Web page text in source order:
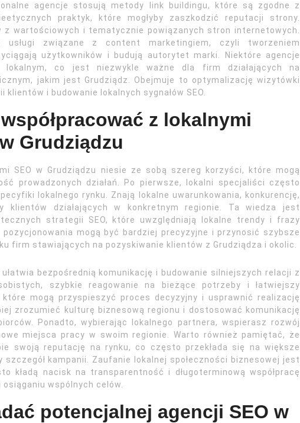
agencje stosują metody link buildingu, które są zgodne z
praktyk, które mogłyby zaszkodzić reputacji strony.
z wartościowych i tematycznie powiązanych stron internetowych.
usługi związane z content marketingiem, czyli tworzeniem
użytkowników i budują autorytet marki. Niektóre agencje
co jest niezwykle ważne dla firm działających na
jakim jest Grudziądz. Obejmuje to optymalizację wizytówki
klientów i budowanie lokalnych sygnałów SEO.
z lokalnymi
Grudziądzu
SEO w Grudziądzu niesie ze sobą szereg korzyści, które mogą
prowadzonych działań. Po pierwsze, lokalni specjaliści często
lokalnego rynku. Znają lokalne uwarunkowania, konkurencję,
klientów działających w konkretnym regionie. Ta wiedza jest
strategii SEO, które uwzględniają lokalne trendy i frazy
mogą być bardziej precyzyjne i przynosić szybsze
firm stawiających na pozyskiwanie klientów z Grudziądza i okolic.
bezpośrednią komunikację i budowanie silniejszych relacji z
szybkie reagowanie na bieżące potrzeby i łatwiejszy
mogą przyspieszyć proces decyzyjny i usprawnić realizację
zrozumieć kulturę biznesową regionu i dostosować komunikację
Ponadto, wybierając lokalnego partnera, wspierasz rozwój
miejsca pracy w swoim regionie. Warto również pamiętać, że
swoją reputację na rynku, co często przekłada się na większe
szczegół kampanii. Zaufanie lokalnej społeczności biznesowej jest
kładą nacisk na transparentność i długoterminową współpracę
wspólnych celów.
potencjalnej agencji SEO w